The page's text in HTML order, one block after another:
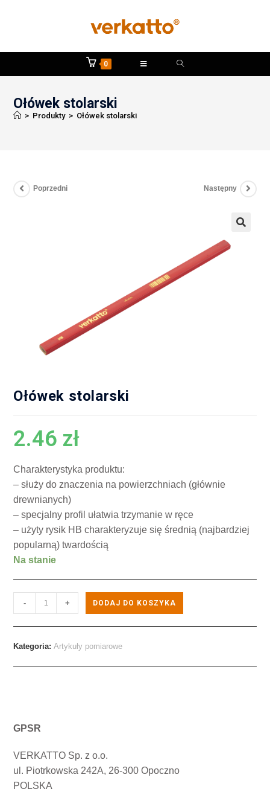
0
Ołówek stolarski
> Produkty > Ołówek stolarski
Poprzedni Następny
Ołówek stolarski
2.46 zł
Charakterystyka produktu:
– służy do znaczenia na powierzchniach (głównie
drewnianych)
– specjalny profil ułatwia trzymanie w ręce
– użyty rysik HB charakteryzuje się średnią (najbardziej
popularną) twardością
Na stanie
- + DODAJ DO KOSZYKA
Kategoria:Artykuły pomiarowe
GPSR
VERKATTO Sp. z o.o.
ul. Piotrkowska 242A, 26-300 Opoczno
POLSKA